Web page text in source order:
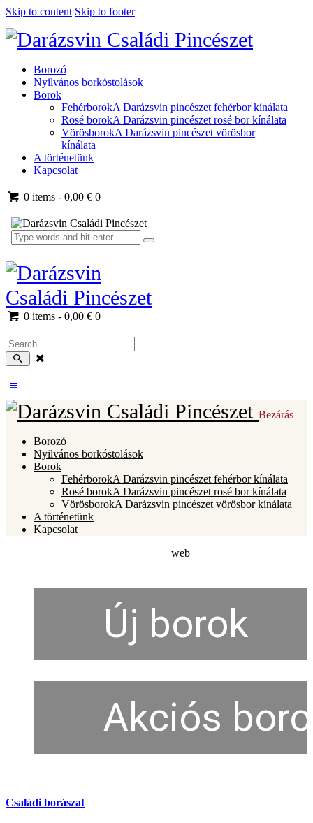
Skip to content Skip to footer
Borozó
Nyilvános borkóstolások
Borok
FehérborokA Darázsvin pincészet fehérbor kínálata
Rosé borokA Darázsvin pincészet rosé bor kínálata
VörösborokA Darázsvin pincészet vörösbor
kínálata
A történetünk
Kapcsolat
0 items -0,00 € 0
0 items -0,00 € 0
Bezárás
Borozó
Nyilvános borkóstolások
Borok
FehérborokA Darázsvin pincészet fehérbor kínálata
Rosé borokA Darázsvin pincészet rosé bor kínálata
VörösborokA Darázsvin pincészet vörösbor kínálata
A történetünk
Kapcsolat
web
Új borok
Akciós
Családi borászat